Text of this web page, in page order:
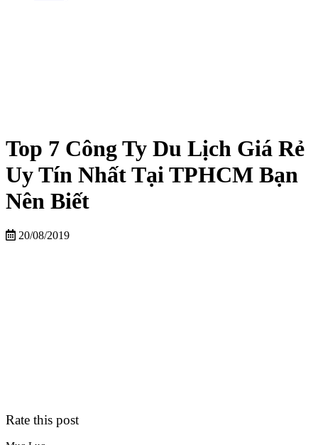
Top 7 Công Ty Du Lịch Giá Rẻ
Uy Tín Nhất Tại TPHCM Bạn
Nên Biết
20/08/2019
Rate this post